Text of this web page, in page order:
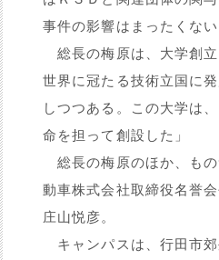
事件の影響はまったくない
総長の梅原は、大学創立
世界に冠たる技術立国に
しつつある。この大学は
命を担って創設した」
総長の梅原のほか、もの
動車株式会社取締役名誉
庄山悦彦。
キャンパスは、行田市